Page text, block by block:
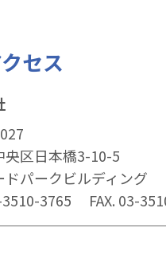
セス
央区日本橋3-10-5
ドパークビルディング
3765 FAX. 03-